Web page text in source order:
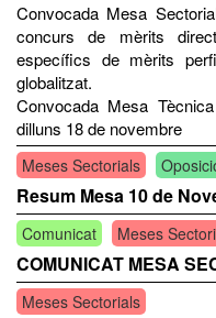
Convocada Mesa
concurs de mèrits
específics de mèrits
globalitzat.
Convocada Mesa
dilluns 18 de novembre
Meses Sectorials
Resum Mesa 10 de
Comunicat Meses
COMUNICAT MESA
Meses Sectorials